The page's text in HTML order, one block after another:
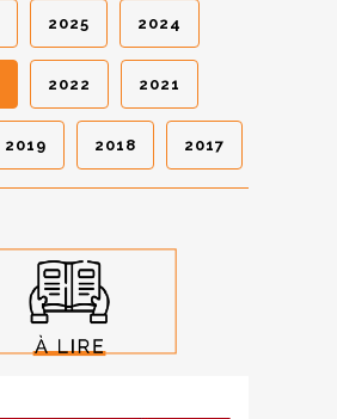
2025 2024
2022 2021
2019 2018 2017